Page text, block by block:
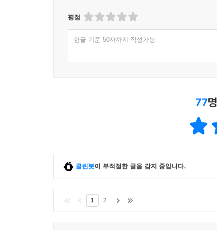
우리는 2008년 세계 경제 위기를 겪은 이후로,
진실이 있다. 미국의 경기를 회복시킨 건 바로 정
가지고 있다는 것이다. 대공황기에도 비슷한 주
스티글리츠가 금융 위기 당시 미국 정부가 은행
말고는 달리 표현할 방법이 없다고 개탄한 것은
세계를 경제 침체에 빠뜨린 주범들인 은행가들
개인들이 파산에 이르는 것은 무책임하게 방치
위험천만한 도박에 뛰어들지 않는 게 오히려 더
대출 재개를 돕기 위해 금융 부분에 투입된 수십
대다수 국민들이 분노를 터뜨리는 것은 당연한 일
평점
한글 기준 50자까지 작성가능
77
클린봇이 부적절한 글을 감지 중입니다.
1 2